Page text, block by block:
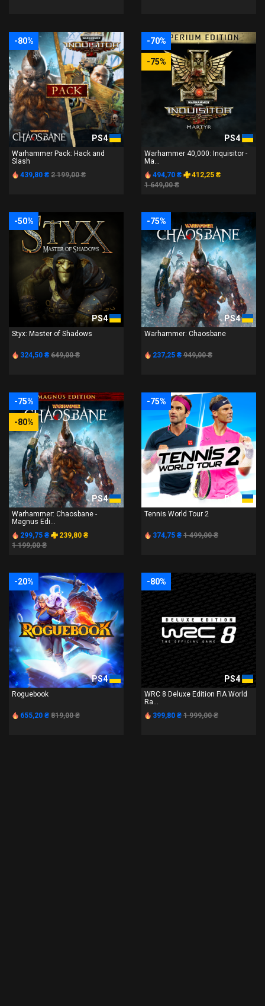
-80%
PS4
Warhammer Pack: Hack and
Slash
439,80 ₴ 2 199,00 ₴
-70%
-75%
PS4
Warhammer 40,000: Inquisitor -
Ma...
494,70 ₴
412,25 ₴
1 649,00 ₴
-50%
PS4
Styx: Master of Shadows
324,50 ₴ 649,00 ₴
-75%
PS4
Warhammer: Chaosbane
237,25 ₴ 949,00 ₴
-75%
-80%
PS4
Warhammer: Chaosbane -
Magnus Edi...
299,75 ₴
239,80 ₴
1 199,00 ₴
-75%
PS4
Tennis World Tour 2
374,75 ₴ 1 499,00 ₴
-20%
PS4
Roguebook
655,20 ₴ 819,00 ₴
-80%
PS4
WRC 8 Deluxe Edition FIA World
Ra...
399,80 ₴ 1 999,00 ₴